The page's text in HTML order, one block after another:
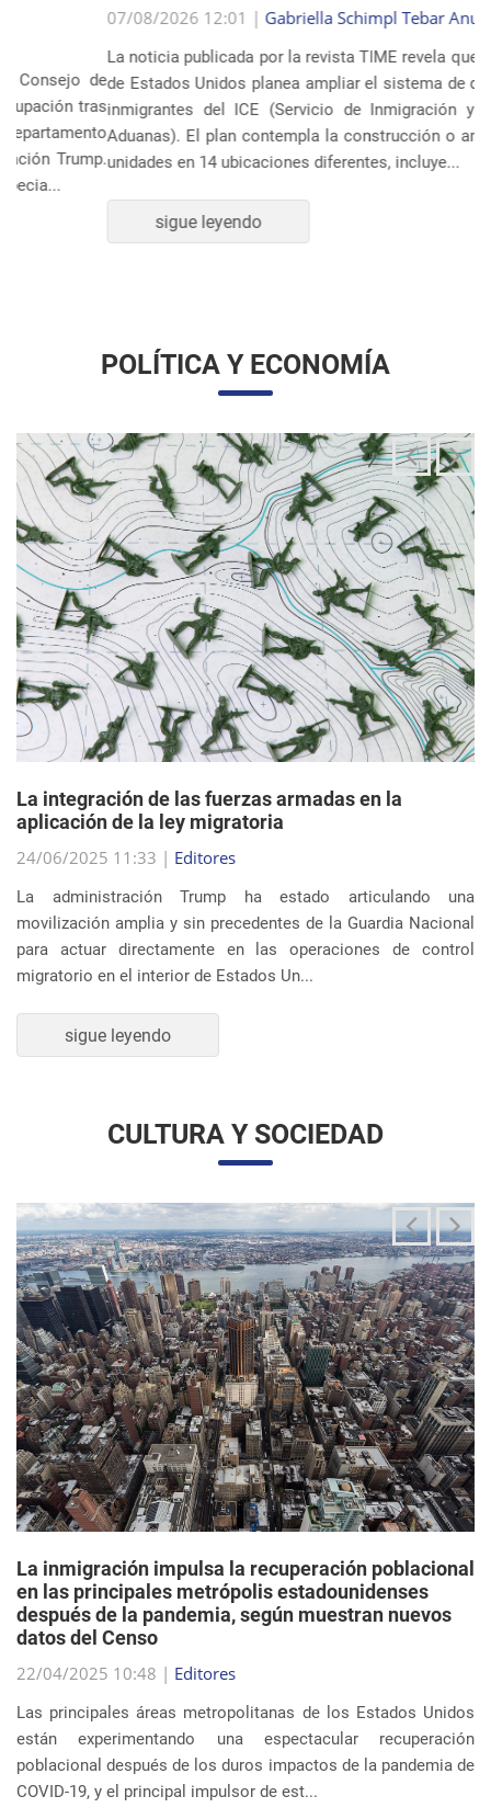
07/08/2026 12:01 |Gabriella Schimpl Tebar Anunciação
La noticia publicada por la revista TIME revela que el gobierno
de Estados Unidos planea ampliar el sistema de detención de
inmigrantes del ICE (Servicio de Inmigración y Control de
Aduanas). El plan contempla la construcción o ampliación de
unidades en 14 ubicaciones diferentes, incluye...
sigue leyendo
POLÍTICA Y ECONOMÍA
aplicación de la ley migratoria
24/06/2025 11:33 |Editores
La administración Trump ha estado articulando una
movilización amplia y sin precedentes de la Guardia Nacional
para actuar directamente en las operaciones de control
migratorio en el interior de Estados Un...
sigue leyendo
en las principales metrópolis estadounidenses
después de la pandemia, según muestran nuevos
datos del Censo
22/04/2025 10:48 |
Las principales áreas metropolitanas de los Estados Unidos
están experimentando una espectacular recuperación
poblacional después de los duros impactos de la pandemia de
COVID-19, y el principal impulsor de est...